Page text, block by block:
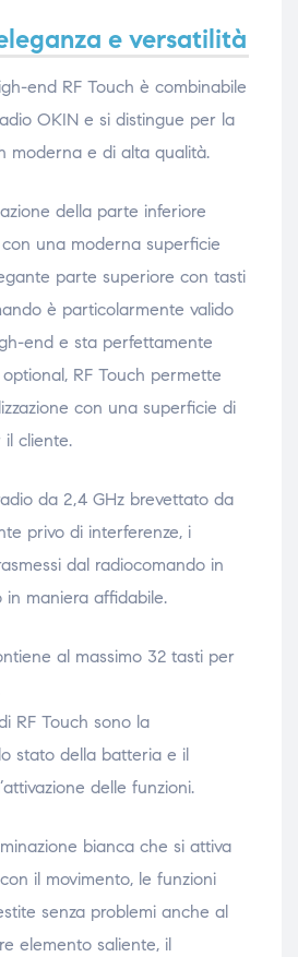
e versatilità
end RF Touch è combinabile
OKIN e si distingue per la
moderna e di alta qualità.
della parte inferiore
con una moderna superficie
parte superiore con tasti
è particolarmente valido
end e sta perfettamente
RF Touch permette
con una superficie di
cliente.
da 2,4 GHz brevettato da
privo di interferenze, i
dal radiocomando in
in maniera affidabile.
al massimo 32 tasti per
RF Touch sono la
stato della batteria e il
delle funzioni.
bianca che si attiva
il movimento, le funzioni
senza problemi anche al
elemento saliente, il